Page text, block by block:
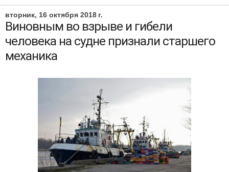
вторник, 16 октября 2018 г.
Виновным во взрыве и гибели
человека на судне признали старшего
механика